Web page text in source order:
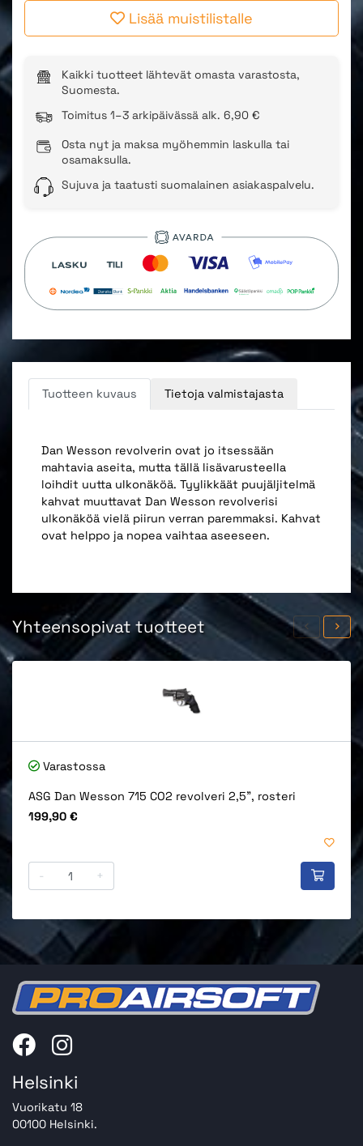
Lisää muistilistalle
Kaikki tuotteet lähtevät omasta varastosta,
Suomesta.
Toimitus 1–3 arkipäivässä alk. 6,90 €
Osta nyt ja maksa myöhemmin laskulla tai
osamaksulla.
Sujuva ja taatusti suomalainen asiakaspalvelu.
Tuotteen kuvaus Tietoja valmistajasta
Dan Wesson revolverin ovat jo itsessään
mahtavia aseita, mutta tällä lisävarusteella
loihdit uutta ulkonäköä. Tyylikkäät puujäljitelmä
kahvat muuttavat Dan Wesson revolverisi
ulkonäköä vielä piirun verran paremmaksi. Kahvat
ovat helppo ja nopea vaihtaa aseeseen.
Yhteensopivat tuotteet
Varastossa
ASG Dan Wesson 715 CO2 revolveri 2,5", rosteri
Hinta
199,90 €
- +
Helsinki
Vuorikatu 18
00100 Helsinki.